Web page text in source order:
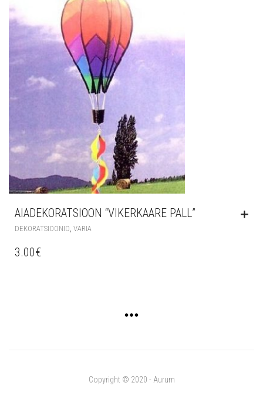
AIADEKORATSIOON “VIKERKAARE PALL”
DEKORATSIOONID VARIA
3.00€
Copyright © 2020 - Aurum